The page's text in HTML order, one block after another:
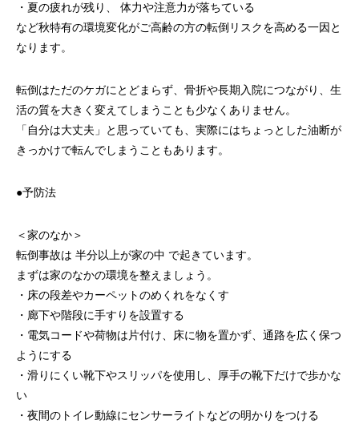
・夏の疲れが残り、 体力や注意力が落ちている
など秋特有の環境変化がご高齢の方の転倒リスクを高める一因と
なります。
転倒はただのケガにとどまらず、骨折や長期入院につながり、生
活の質を大きく変えてしまうことも少なくありません。
「自分は大丈夫」と思っていても、実際にはちょっとした油断が
きっかけで転んでしまうこともあります。
●予防法
＜家のなか＞
転倒事故は 半分以上が家の中 で起きています。
まずは家のなかの環境を整えましょう。
・床の段差やカーペットのめくれをなくす
・廊下や階段に手すりを設置する
・電気コードや荷物は片付け、床に物を置かず、通路を広く保つ
ようにする
・滑りにくい靴下やスリッパを使用し、厚手の靴下だけで歩かな
い
・夜間のトイレ動線にセンサーライトなどの明かりをつける